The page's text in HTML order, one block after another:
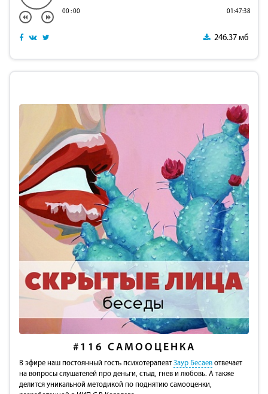
00:00 01:47:38
246.37 мб
#116 САМООЦЕНКА
В эфире наш постоянный гость психотерапевт Заур Бесаев отвечает
на вопросы слушателей про деньги, стыд, гнев и любовь. А также
делится уникальной методикой по поднятию самооценки,